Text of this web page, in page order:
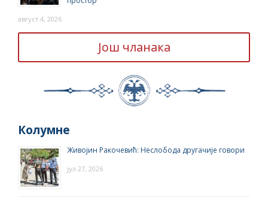
август 4, 2026
Још чланака
Колумне
Живојин Ракочевић: Неслобода другачије говори
јул 27, 2026